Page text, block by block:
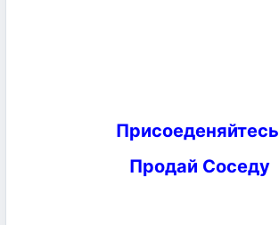
Присоеденяйтесь
Продай Соседу